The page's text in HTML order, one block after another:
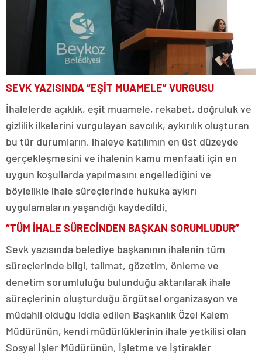
SEVK YAZISINDA “EŞİT MUAMELE” VURGUSU
İhalelerde açıklık, eşit muamele, rekabet, doğruluk ve
gizlilik ilkelerini vurgulayan savcılık, aykırılık oluşturan
bu tür durumların, ihaleye katılımın en üst düzeyde
gerçekleşmesini ve ihalenin kamu menfaati için en
uygun koşullarda yapılmasını engellediğini ve
böylelikle ihale süreçlerinde hukuka aykırı
uygulamaların yaşandığı kaydedildi.
“TÜM İHALE SÜRECİNDEN BAŞKAN SORUMLUDUR”
Sevk yazısında belediye başkanının ihalenin tüm
süreçlerinde bilgi, talimat, gözetim, önleme ve
denetim sorumluluğu bulunduğu aktarılarak ihale
süreçlerinin oluşturduğu örgütsel organizasyon ve
müdahil olduğu iddia edilen Başkanlık Özel Kalem
Müdürünün, kendi müdürlüklerinin ihale yetkilisi olan
Sosyal İşler Müdürünün, İşletme ve İştirakler